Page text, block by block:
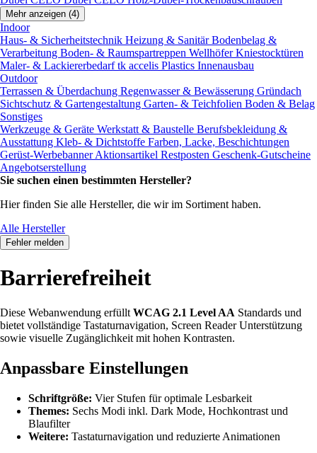
Mehr anzeigen (4)
Indoor
Haus- & Sicherheitstechnik Heizung & SanitärBodenbelag &
Verarbeitung Boden- & Raumspartreppen Wellhöfer Kniestocktüren
Maler- & Lackiererbedarftk accelis Plastics Innenausbau
Outdoor
Terrassen & Überdachung Regenwasser & Bewässerung Gründach
Sichtschutz & Gartengestaltung Garten- & Teichfolien Boden & Belag
Sonstiges
Werkzeuge & Geräte Werkstatt & Baustelle Berufsbekleidung &
Ausstattung Kleb- & Dichtstoffe Farben, Lacke, Beschichtungen
Gerüst-WerbebannerAktionsartikel Restposten Geschenk-Gutscheine
Angebotserstellung
Sie suchen einen bestimmten Hersteller?
Hier finden Sie alle Hersteller, die wir im Sortiment haben.
Alle Hersteller
Fehler melden
Barrierefreiheit
Diese Webanwendung erfüllt WCAG 2.1 Level AA Standards und
bietet vollständige Tastaturnavigation, Screen Reader Unterstützung
sowie visuelle Zugänglichkeit mit hohen Kontrasten.
Anpassbare Einstellungen
Schriftgröße: Vier Stufen für optimale Lesbarkeit
Themes: Sechs Modi inkl. Dark Mode, Hochkontrast und
Blaufilter
Weitere: Tastaturnavigation und reduzierte Animationen